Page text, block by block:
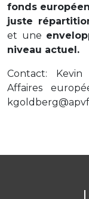
fonds
juste
et une
niveau actuel.
Contact: Kevin
Affaires